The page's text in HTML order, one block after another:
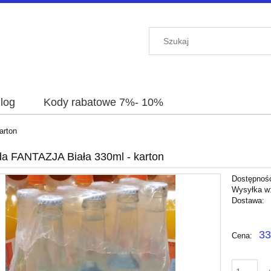
Kody rabatowe 7%- 10%
FANTAZJA Biała 330ml - karton
Wysyłka
Dostawa:
płatności
Cena: